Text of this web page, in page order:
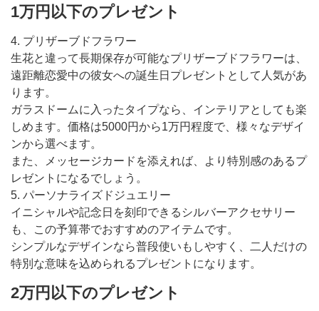
1万円以下のプレゼント
4. プリザーブドフラワー
生花と違って長期保存が可能なプリザーブドフラワーは、
遠距離恋愛中の彼女への誕生日プレゼントとして人気があ
ります。
ガラスドームに入ったタイプなら、インテリアとしても楽
しめます。価格は5000円から1万円程度で、様々なデザイ
ンから選べます。
また、メッセージカードを添えれば、より特別感のあるプ
レゼントになるでしょう。
5. パーソナライズドジュエリー
イニシャルや記念日を刻印できるシルバーアクセサリー
も、この予算帯でおすすめのアイテムです。
シンプルなデザインなら普段使いもしやすく、二人だけの
特別な意味を込められるプレゼントになります。
2万円以下のプレゼント